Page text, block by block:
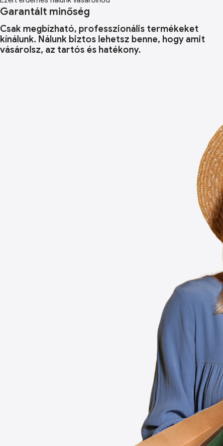
Garantált minőség
Csak megbízható, professzionális termékeket
kínálunk. Nálunk biztos lehetsz benne, hogy amit
vásárolsz, az tartós és hatékony.